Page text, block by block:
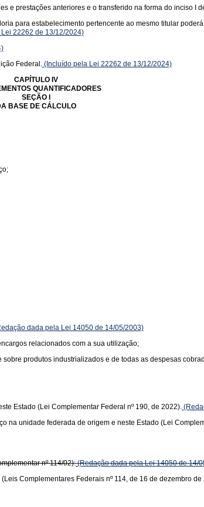
e prestações anteriores e o transferido na forma do inciso I
para estabelecimento pertencente ao mesmo titular
22262 de 13/12/2024)
Federal. (Incluído pela Lei 22262 de 13/12/2024)
CAPÍTULO IV
QUANTIFICADORES
SEÇÃO I
BASE DE CÁLCULO
dada pela Lei 14050 de 14/05/2003)
relacionados com a sua utilização;
produtos industrializados e de todas as despesas
Estado (Lei Complementar Federal nº 190, de 2022).
na unidade federada de origem e neste Estado (Lei
nº 114/02):(Redação dada pela Lei 14050 de 14/
Complementares Federais nº 114, de 16 de dezembro de